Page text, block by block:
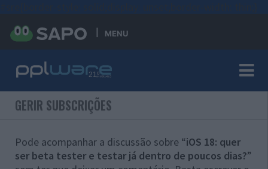
MENU
GERIR SUBSCRIÇÕES
Pode acompanhar a discussão sobre “iOS 18: quer
ser beta tester e testar já dentro de poucos dias?”